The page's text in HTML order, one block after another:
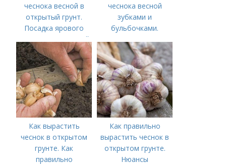
чеснока весной в
открытый грунт.
Посадка ярового
чеснока в открытый
грунт
чеснока весной
зубками и
бульбочками.
посадки озимого
чеснока
Как вырастить
чеснок в открытом
грунте. Как
правильно
Как правильно
вырастить чеснок в
открытом грунте.
Нюансы